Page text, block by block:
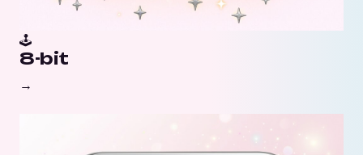
🕹️
8-bit
→